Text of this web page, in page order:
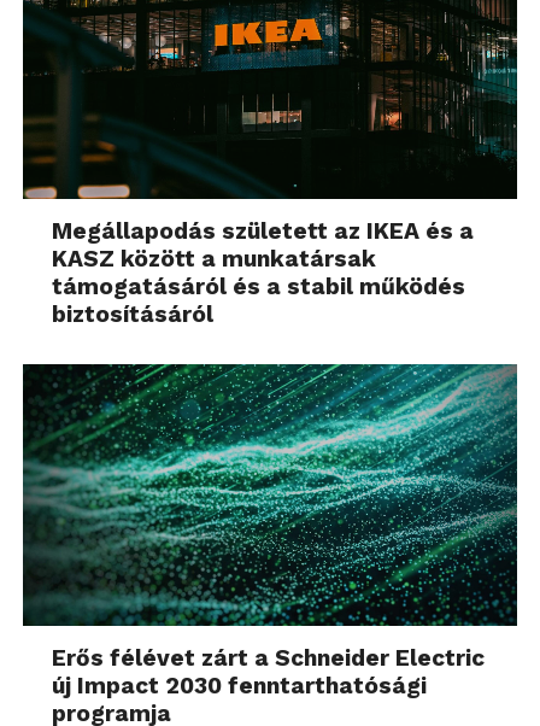
Megállapodás született az IKEA és a
KASZ között a munkatársak
támogatásáról és a stabil működés
biztosításáról
Erős félévet zárt a Schneider Electric
új Impact 2030 fenntarthatósági
programja